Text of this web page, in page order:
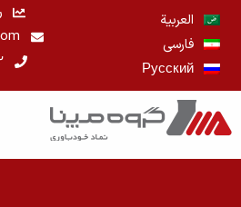
پرش
محتوا
العربية
فارسی
Русский
۲–